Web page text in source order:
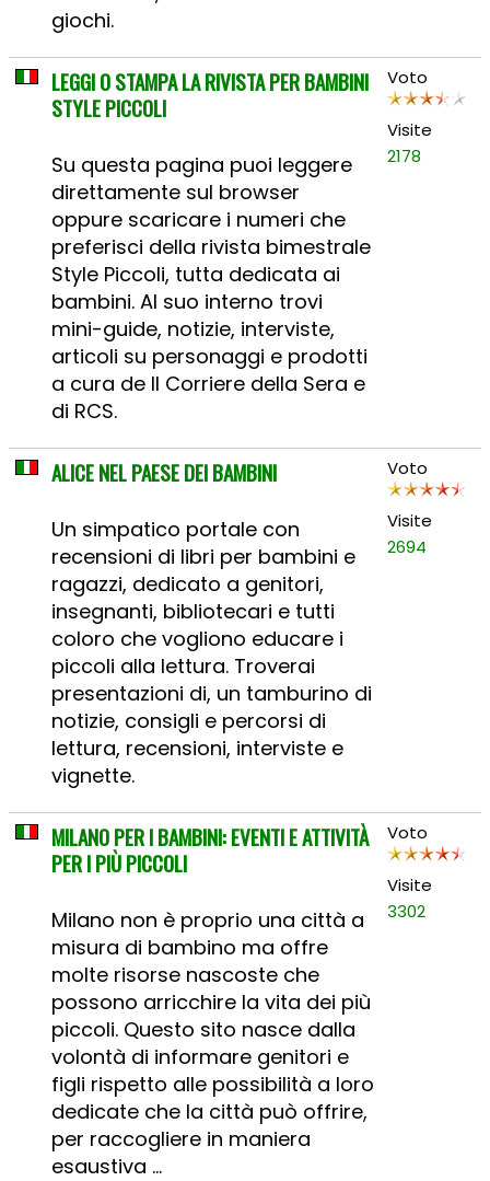
giochi.
LEGGI O STAMPA LA RIVISTA PER BAMBINI
STYLE PICCOLI
Su questa pagina puoi leggere
direttamente sul browser
oppure scaricare i numeri che
preferisci della rivista bimestrale
Style Piccoli, tutta dedicata ai
bambini. Al suo interno trovi
mini-guide, notizie, interviste,
articoli su personaggi e prodotti
a cura de Il Corriere della Sera e
di RCS.
Voto
Visite
2178
ALICE NEL PAESE DEI BAMBINI
Un simpatico portale con
recensioni di libri per bambini e
ragazzi, dedicato a genitori,
insegnanti, bibliotecari e tutti
coloro che vogliono educare i
piccoli alla lettura. Troverai
presentazioni di, un tamburino di
notizie, consigli e percorsi di
lettura, recensioni, interviste e
vignette.
Voto
Visite
2694
MILANO PER I BAMBINI: EVENTI E ATTIVITÀ
PER I PIÙ PICCOLI
Milano non è proprio una città a
misura di bambino ma offre
molte risorse nascoste che
possono arricchire la vita dei più
piccoli. Questo sito nasce dalla
volontà di informare genitori e
figli rispetto alle possibilità a loro
dedicate che la città può offrire,
per raccogliere in maniera
esaustiva ...
Voto
Visite
3302